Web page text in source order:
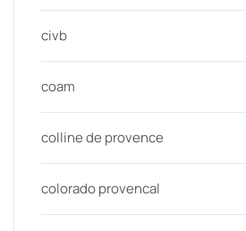
civb
coam
colline de provence
colorado provencal